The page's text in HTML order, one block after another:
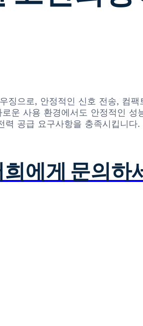
으로, 안정적인 신호 전송, 컴
운 사용 환경에서도 안정적인
공급 요구사항을 충족시킵니다.
에게 문의하